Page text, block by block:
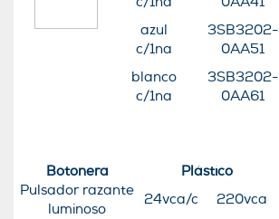
azul
c/1na
3SB3202-
0AA51
blanco
c/1na
3SB3202-
0AA61
Botonera Plástico
Pulsador razante
luminoso
24vca/c 220vca